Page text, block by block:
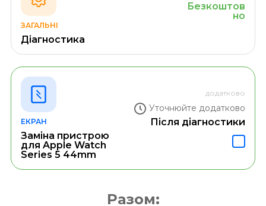
ЗАГАЛЬНІ
Діагностика
Безкоштов
но
ЕКРАН
Заміна пристрою
для Apple Watch
Series 5 44mm
додатково
Уточнюйте додатково
Після діагностики
Разом: